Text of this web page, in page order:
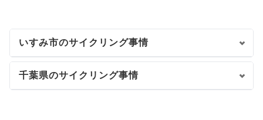
いすみ市のサイクリング事情
千葉県のサイクリング事情